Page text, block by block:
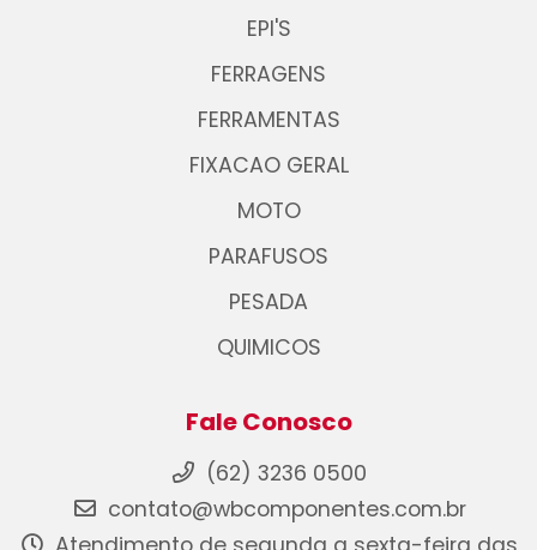
EPI'S
FERRAGENS
FERRAMENTAS
FIXACAO GERAL
MOTO
PARAFUSOS
PESADA
QUIMICOS
Fale Conosco
(62) 3236 0500
contato@wbcomponentes.com.br